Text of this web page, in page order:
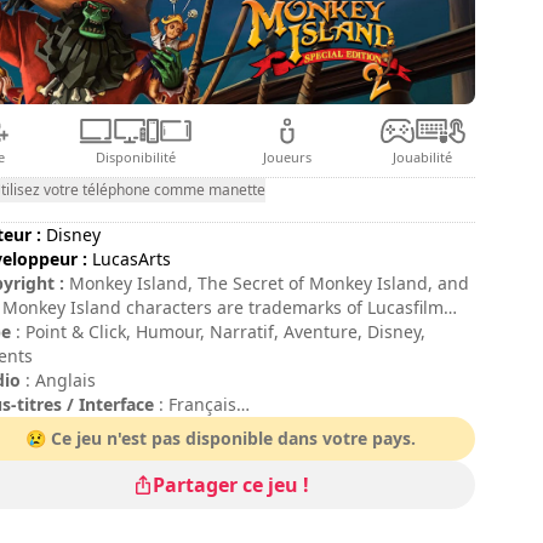
Disponibilité Joueurs Jouabilité
votre téléphone comme manette
: Disney
: LucasArts
: Monkey Island, The Secret of Monkey Island, and
Island characters are trademarks of Lucasfilm
Company Ltd. in the United States and/or
countries. © 1991-2010 Lucasfilm Entertainment
Ltd. All rights reserved.
: Point & Click, Humour, Narratif, Aventure, Disney,
: Anglais
titres / Interface : Français
de session
: > 30 minutes
totale : 8h
: moyenne
: Adventure Gamers : 4,5/5
😢 Ce jeu n'est pas disponible dans votre pays.
Partager ce jeu !